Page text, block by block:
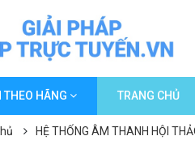
THEO HÃNG TRANG CHỦ
HỆ THỐNG ÂM THANH HỘI